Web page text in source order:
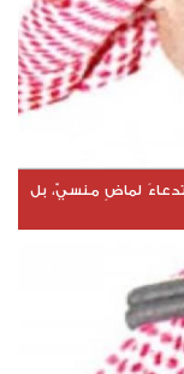
لماضٍ منسيّ، بل